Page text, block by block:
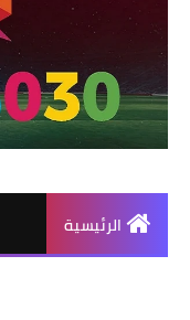
الرئيسية